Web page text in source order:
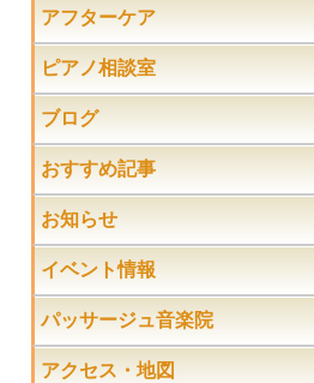
アフターケア
ピアノ相談室
ブログ
おすすめ記事
お知らせ
イベント情報
パッサージュ音楽院
アクセス・地図